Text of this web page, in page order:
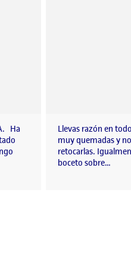
Ha
Llevas razón en
muy quemadas y
retocarlas.
boceto sobre…